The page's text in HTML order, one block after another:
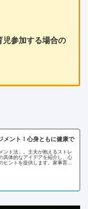
参加する場合の
メント！心身ともに健康で
ント法」。主夫が抱えるストレ
具体的なアイデアを紹介し、心
ヒントを提供します。家事育児